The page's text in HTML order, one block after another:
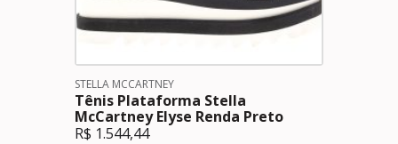
STELLA MCCARTNEY
Tênis Plataforma Stella
McCartney Elyse Renda Preto
R$ 1.544,44